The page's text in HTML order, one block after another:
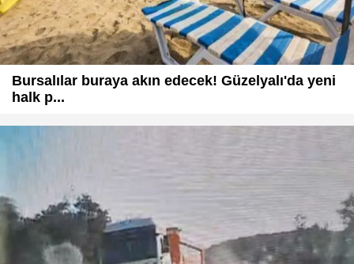
Bursalılar buraya akın edecek! Güzelyalı'da yeni
halk p...